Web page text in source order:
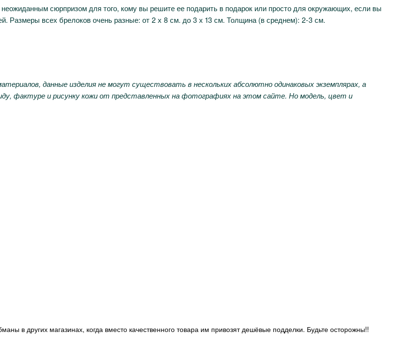
сюрпризом для того, кому вы решите ее подарить в подарок или просто для окружающих, если вы
Размеры всех брелоков очень разные: от 2 х 8 см. до 3 х 13 см. Толщина (в среднем): 2-3 см.
данные изделия не могут существовать в нескольких абсолютно одинаковых экземплярах, а
фактуре и рисунку кожи от представленных на фотографиях на этом сайте. Но модель, цвет и
в других магазинах, когда вместо качественного товара им привозят дешёвые подделки. Будьте осторожны!!